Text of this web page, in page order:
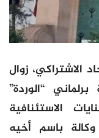
الاشتراكي، زوال
“الوردة”
الاستئنافية
وكالة باسم أخيه